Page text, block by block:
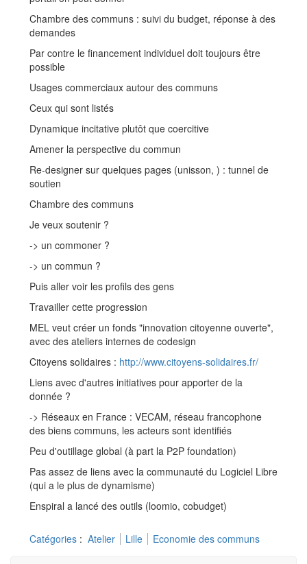
Chambre des communs : suivi du budget, réponse à des
demandes
Par contre le financement individuel doit toujours être
possible
Usages commerciaux autour des communs
Ceux qui sont listés
Dynamique incitative plutôt que coercitive
Amener la perspective du commun
Re-designer sur quelques pages (unisson, ) : tunnel de
soutien
Chambre des communs
Je veux soutenir ?
-> un commoner ?
-> un commun ?
Puis aller voir les profils des gens
Travailler cette progression
MEL veut créer un fonds "innovation citoyenne ouverte",
avec des ateliers internes de codesign
Citoyens solidaires : http://www.citoyens-solidaires.fr/
Liens avec d'autres initiatives pour apporter de la
donnée ?
-> Réseaux en France : VECAM, réseau francophone
des biens communs, les acteurs sont identifiés
Peu d'outillage global (à part la P2P foundation)
Pas assez de liens avec la communauté du Logiciel Libre
(qui a le plus de dynamisme)
Enspiral a lancé des outils (loomio, cobudget)
Catégories : Atelier Lille Economie des communs